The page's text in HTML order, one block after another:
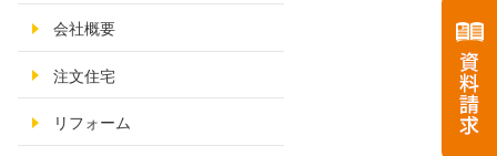
会社概要
注文住宅
リフォーム